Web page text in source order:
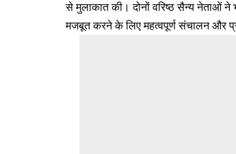
से मुलाकात की। दोनों वरिष्ठ सैन्य नेताओं
मजबूत करने के लिए महत्वपूर्ण संचालन और